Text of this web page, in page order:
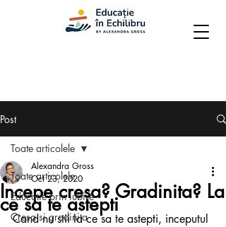
Post
Toate articolele
Educatie prin iubire
Cresa si gradinita
Toate articolele
Incepe cresa? Gradinita? La
ce sa te astepti
Alexandra Gross
Oct 23, 2020
Cand nu stii la ce sa te astepti, inceputul